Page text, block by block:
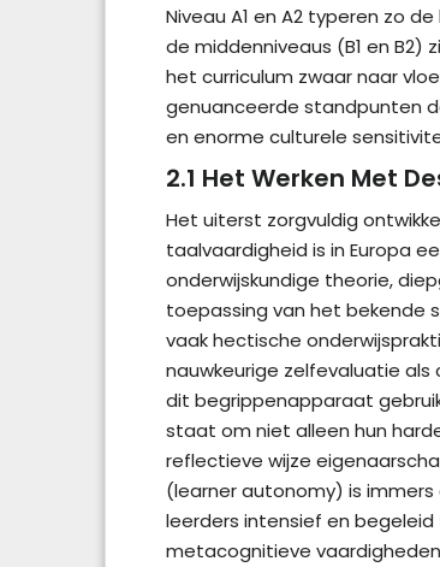
Niveau A1 en A2 typeren zo
de middenniveaus (B1 en B2)
het curriculum zwaar naar
genuanceerde standpunten
en enorme culturele
2.1 Het Werken Met
Het uiterst zorgvuldig
taalvaardigheid is in Europa
onderwijskundige theorie,
toepassing van het bekende
vaak hectische
nauwkeurige zelfevaluatie
dit begrippenapparaat
staat om niet alleen hun
reflectieve wijze
(learner autonomy) is
leerders intensief en
metacognitieve